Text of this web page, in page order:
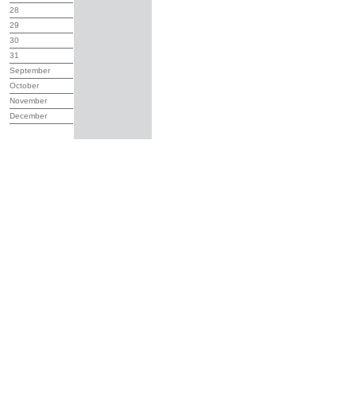
28
29
30
31
September
October
November
December